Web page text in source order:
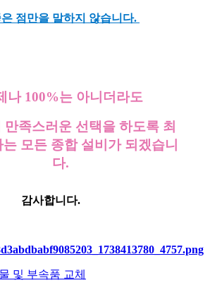
점만을 말하지 않습니다.
나 100%는 아니더라도
만족스러운 선택을 하도록 최
모든 종합 설비가 되겠습니
다.
감사합니다.
및 부속품 교체